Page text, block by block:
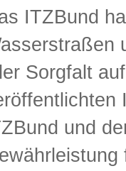
ITZBund
Sorgfalt
und